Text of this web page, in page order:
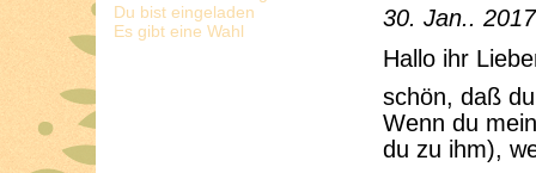
Du bist eingeladen
Es gibt eine Wahl
30. Jan.. 2017
Hallo ihr
schön, daß
Wenn du
du zu ihm),